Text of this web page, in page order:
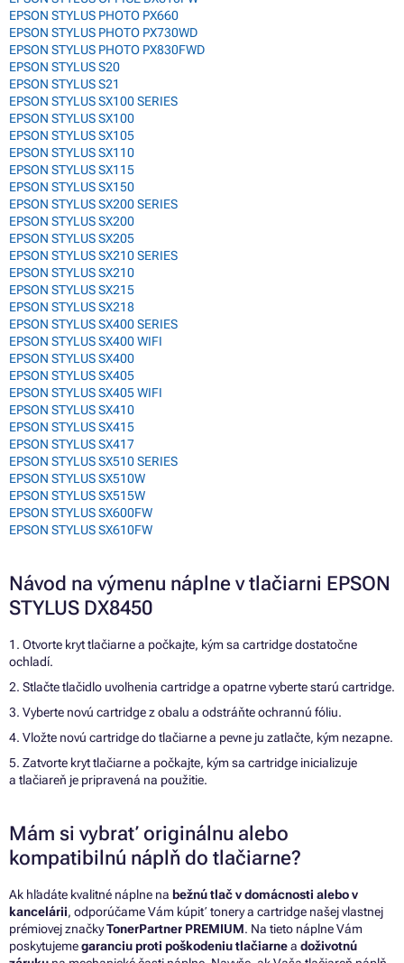
EPSON STYLUS PHOTO PX660
EPSON STYLUS PHOTO PX730WD
EPSON STYLUS PHOTO PX830FWD
EPSON STYLUS S20
EPSON STYLUS S21
EPSON STYLUS SX100 SERIES
EPSON STYLUS SX100
EPSON STYLUS SX105
EPSON STYLUS SX110
EPSON STYLUS SX115
EPSON STYLUS SX150
EPSON STYLUS SX200 SERIES
EPSON STYLUS SX200
EPSON STYLUS SX205
EPSON STYLUS SX210 SERIES
EPSON STYLUS SX210
EPSON STYLUS SX215
EPSON STYLUS SX218
EPSON STYLUS SX400 SERIES
EPSON STYLUS SX400 WIFI
EPSON STYLUS SX400
EPSON STYLUS SX405
EPSON STYLUS SX405 WIFI
EPSON STYLUS SX410
EPSON STYLUS SX415
EPSON STYLUS SX417
EPSON STYLUS SX510 SERIES
EPSON STYLUS SX510W
EPSON STYLUS SX515W
EPSON STYLUS SX600FW
EPSON STYLUS SX610FW
Návod na výmenu náplne v tlačiarni EPSON
STYLUS DX8450
1. Otvorte kryt tlačiarne a počkajte, kým sa cartridge dostatočne
ochladí.
2. Stlačte tlačidlo uvoľnenia cartridge a opatrne vyberte starú cartridge.
3. Vyberte novú cartridge z obalu a odstráňte ochrannú fóliu.
4. Vložte novú cartridge do tlačiarne a pevne ju zatlačte, kým nezapne.
5. Zatvorte kryt tlačiarne a počkajte, kým sa cartridge inicializuje
a tlačiareň je pripravená na použitie.
Mám si vybrať originálnu alebo
kompatibilnú náplň do tlačiarne?
Ak hľadáte kvalitné náplne na bežnú tlač v domácnosti alebo v
kancelárii, odporúčame Vám kúpiť tonery a cartridge našej vlastnej
prémiovej značkyTonerPartner PREMIUM. Na tieto náplne Vám
poskytujemegaranciu proti poškodeniu tlačiarnea doživotnú